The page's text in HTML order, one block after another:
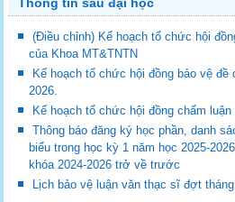
(Điều chỉnh) Kế hoạch tổ chức hội
của Khoa MT&TNTN
Kế hoạch tổ chức hội đồng bảo vệ
2026.
Kế hoạch tổ chức hội đồng chấm
Thông báo đăng ký học phần, danh
biểu trong học kỳ 1 năm học 2025-
khóa 2024-2026 trở về trước
Lịch bảo vệ luận văn thạc sĩ đợt